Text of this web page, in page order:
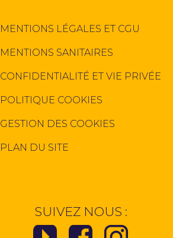
MENTIONS LÉGALES ET CGU
MENTIONS SANITAIRES
CONFIDENTIALITÉ ET VIE PRIVÉE
POLITIQUE COOKIES
GESTION DES COOKIES
PLAN DU SITE
SUIVEZ NOUS :